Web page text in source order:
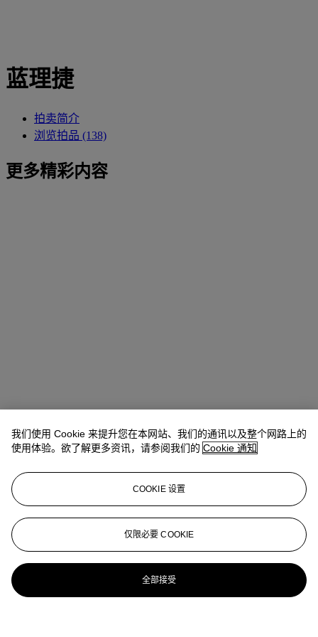
蓝理捷
拍卖简介
浏览拍品 (138)
更多精彩内容
我们使用 Cookie 来提升您在本网站、我们的通讯以及整个网路上的
使用体验。欲了解更多资讯，请参阅我们的 Cookie 通知
COOKIE 设置
仅限必要 COOKIE
全部接受